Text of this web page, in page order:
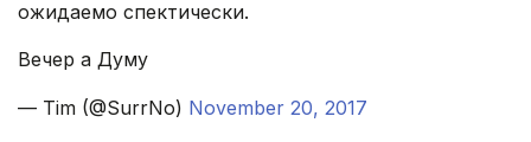
ожидаемо спектически.
Вечер а Думу
— Tim (@SurrNo) November 20, 2017